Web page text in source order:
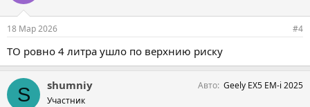
18 Мар 2026 #4
ТО ровно 4 литра ушло по верхнию риску
S shumniy
Участник
Авто Geely EX5 EM-i 2025